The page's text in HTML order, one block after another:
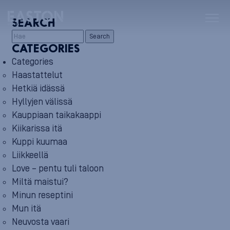
SEARCH
Search
CATEGORIES
Categories
Haastattelut
Hetkiä idässä
Hyllyjen välissä
Kauppiaan taikakaappi
Kiikarissa itä
Kuppi kuumaa
Liikkeellä
Love – pentu tuli taloon
Miltä maistui?
Minun reseptini
Mun itä
Neuvosta vaari